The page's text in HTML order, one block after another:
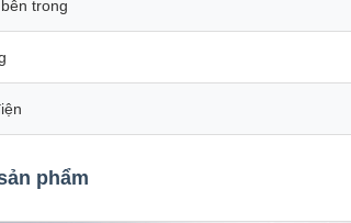
trong
phẩm